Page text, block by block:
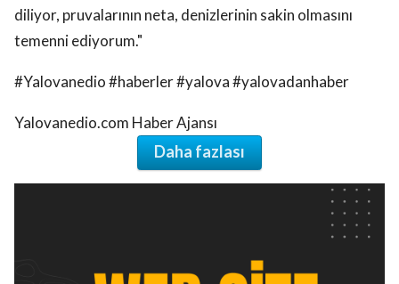
diliyor, pruvalarının neta, denizlerinin sakin olmasını
temenni ediyorum."
#Yalovanedio #haberler #yalova #yalovadanhaber
Yalovanedio.com Haber Ajansı
Daha fazlası